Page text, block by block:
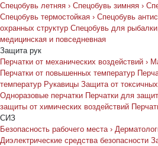
Спецобувь летняя › Спецобувь зимняя ›
Спецобувь термостойкая › Спецобувь
охранных структур Спецобувь для
медицинская и повседневная
Защита рук
Перчатки от механических воздействий ›
Перчатки от повышенных температур
температур Рукавицы Защита от
Одноразовые перчатки Перчатки для
защиты от химических воздействий
СИЗ
Безопасность рабочего места ›
Диэлектрические средства безопасности